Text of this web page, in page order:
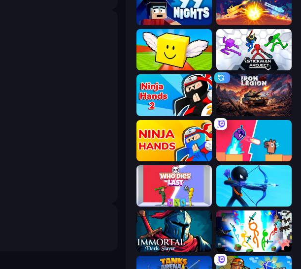
99 Nights (Bloxd.io) Tank Stars
Lucky Brainrot Blocks Online Stickman Project
Ninja Hands 2 Iron Legion
Ninja Hands Boom Slingers ReBoom
Who Dies Last? Archers Random
Immortal: Dark Slayer Stickman Epic